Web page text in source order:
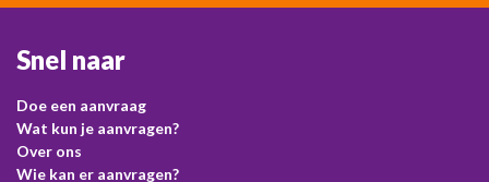
Snel naar
Doe een aanvraag
Wat kun je aanvragen?
Over ons
Wie kan er aanvragen?